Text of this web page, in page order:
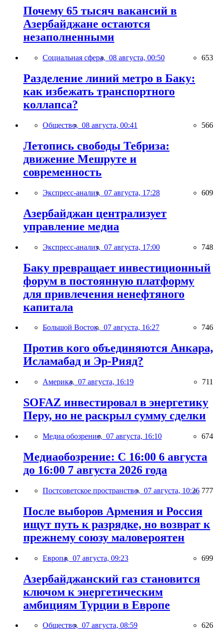
Почему 65 тысяч вакансий в
Азербайджане остаются
незаполненными
Социальная сфера, 08 августа, 00:50 653
Разделение линий метро в Баку:
как избежать транспортного
коллапса?
Общество, 08 августа, 00:41 566
Летопись свободы Тебриза:
движение Мешруте и
современность
Экспресс-анализ, 07 августа, 17:28 609
Азербайджан централизует
управление медиа
Экспресс-анализ, 07 августа, 17:00 748
Баку превращает инвестиционный
форум в постоянную платформу
для привлечения ненефтяного
капитала
Большой Восток, 07 августа, 16:27 746
Против кого объединяются Анкара,
Исламабад и Эр-Рияд?
Америка, 07 августа, 16:19 711
SOFAZ инвестировал в энергетику
Перу, но не раскрыл сумму сделки
Медиа обозрение, 07 августа, 16:10 674
Медиаобозрение: С 16:00 6 августа
до 16:00 7 августа 2026 года
Постсоветское пространство, 07 августа, 10:26 777
После выборов Армения и Россия
ищут путь к разрядке, но возврат к
прежнему союзу маловероятен
Европа, 07 августа, 09:23 699
Азербайджанский газ становится
ключом к энергетическим
амбициям Турции в Европе
Общество, 07 августа, 08:59 626